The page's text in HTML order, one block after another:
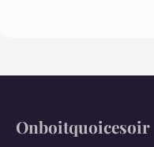
Onboitquoicesoir